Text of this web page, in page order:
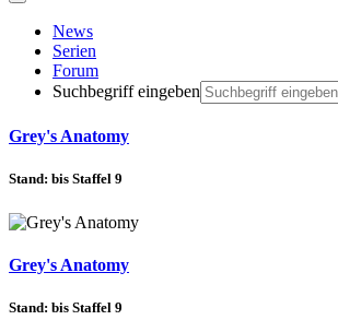
News
Serien
Forum
Suchbegriff eingeben
Grey's Anatomy
Stand: bis Staffel 9
Grey's Anatomy
Stand: bis Staffel 9